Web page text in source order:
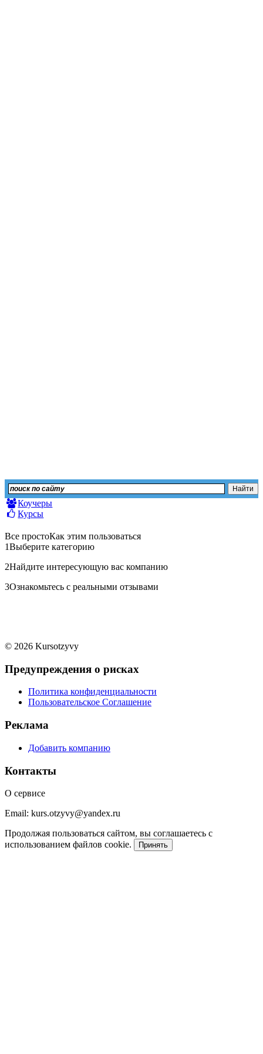
Коучеры
Курсы
Все простоКак этим пользоваться
1Выберите категорию
2Найдите интересующую вас компанию
3Ознакомьтесь с реальными отзывами
© 2026 Kursotzyvy
Предупреждения о рисках
Политика конфиденциальности
Пользовательское Соглашение
Реклама
Добавить компанию
Контакты
О сервисе
Email: kurs.otzyvy@yandex.ru
Продолжая пользоваться сайтом, вы соглашаетесь с
использованием файлов cookie.
Принять